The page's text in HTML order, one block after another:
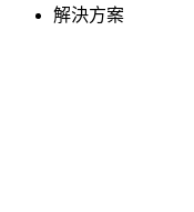
解決方案